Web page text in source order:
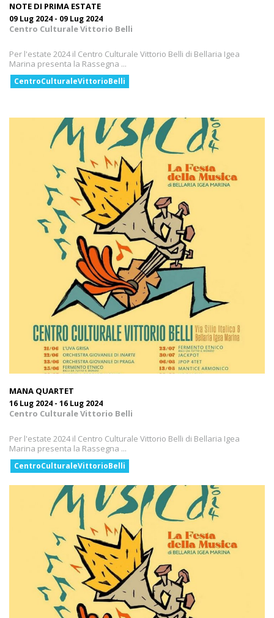
NOTE DI PRIMA ESTATE
09 Lug 2024 - 09 Lug 2024
Centro Culturale Vittorio Belli
Per l'estate 2024 il Centro Culturale Vittorio Belli di Bellaria Igea
Marina presenta la Rassegna ...
CentroCulturaleVittorioBelli
MANA QUARTET
16 Lug 2024 - 16 Lug 2024
Centro Culturale Vittorio Belli
Per l'estate 2024 il Centro Culturale Vittorio Belli di Bellaria Igea
Marina presenta la Rassegna ...
CentroCulturaleVittorioBelli